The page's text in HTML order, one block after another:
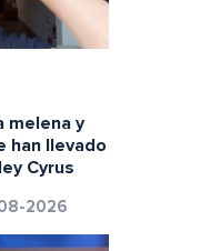
melena y
han llevado
Cyrus
2026